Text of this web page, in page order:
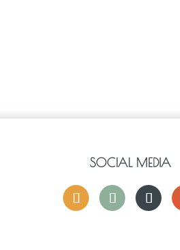
SOCIAL MEDIA